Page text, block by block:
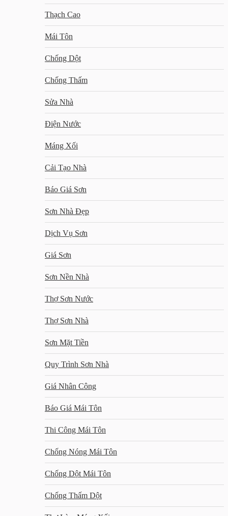
Thạch Cao
Mái Tôn
Chống Dột
Chống Thấm
Sửa Nhà
Điện Nước
Máng Xối
Cải Tạo Nhà
Báo Giá Sơn
Sơn Nhà Đẹp
Dịch Vụ Sơn
Giá Sơn
Sơn Nền Nhà
Thợ Sơn Nước
Thợ Sơn Nhà
Sơn Mặt Tiền
Quy Trình Sơn Nhà
Giá Nhân Công
Báo Giá Mái Tôn
Thi Công Mái Tôn
Chống Nóng Mái Tôn
Chống Dột Mái Tôn
Chống Thấm Dột